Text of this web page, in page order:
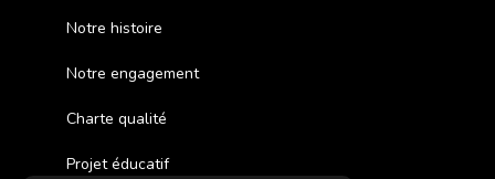
Notre histoire
Notre engagement
Charte qualité
Projet éducatif